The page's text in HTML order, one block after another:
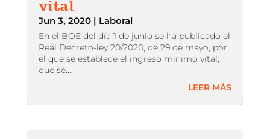
vital
Jun 3, 2020| Laboral
En el BOE del día 1 de junio se ha publicado el
Real Decreto-ley 20/2020, de 29 de mayo, por
el que se establece el ingreso mínimo vital,
que se...
LEER MÁS